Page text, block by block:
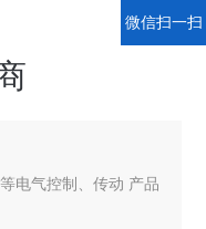
电气控制、传动 产品
微信扫一扫